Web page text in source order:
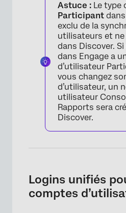
Astuce : Le type
Participant
exclu de la
utilisateurs et ne
dans Discover.
dans Engage a
d’utilisateur
vous changez
d’utilisateur, un
utilisateur
Rapports sera
Discover.
Logins unifiés
comptes